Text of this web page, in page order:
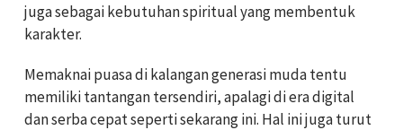
juga sebagai kebutuhan spiritual yang membentuk
karakter.
Memaknai puasa di kalangan generasi muda tentu
memiliki tantangan tersendiri, apalagi di era digital
dan serba cepat seperti sekarang ini. Hal ini juga turut